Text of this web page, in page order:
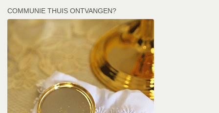
COMMUNIE THUIS ONTVANGEN?